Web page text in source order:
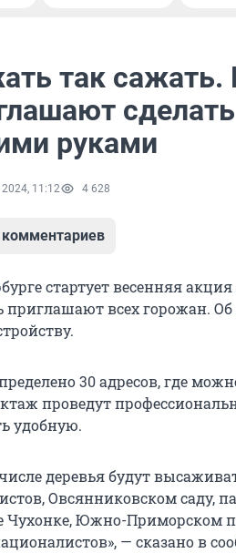
так сажать.
руками
11:12 4 628
комментариев
стартует весенняя
всех горожан. Об
30 адресов, где
проведут
удобную.
деревья будут
Овсянниковском саду,
Чухонке, Южно-Приморском
— сказано в